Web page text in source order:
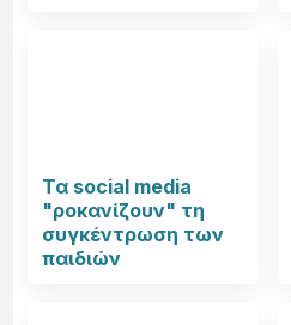
Τα social media
"ροκανίζουν" τη
συγκέντρωση των
παιδιών